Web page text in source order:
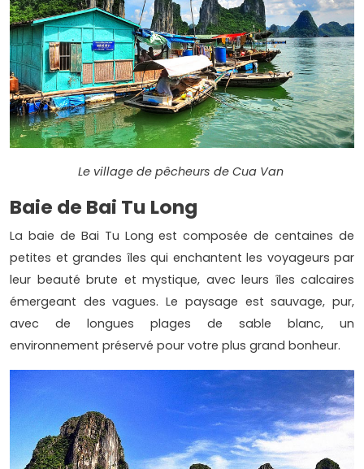
Le village de pêcheurs de Cua Van
Baie de Bai Tu Long
La baie de Bai Tu Long est composée de centaines de
petites et grandes îles qui enchantent les voyageurs par
leur beauté brute et mystique, avec leurs îles calcaires
émergeant des vagues. Le paysage est sauvage, pur,
avec de longues plages de sable blanc, un
environnement préservé pour votre plus grand bonheur.